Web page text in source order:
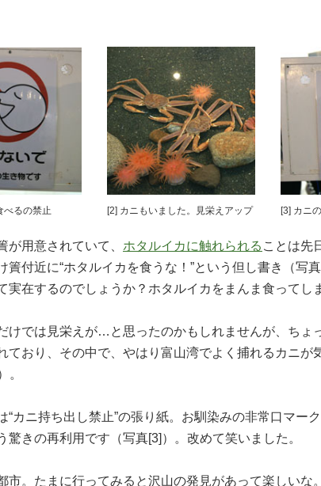
べるの禁止 [2] カニもいました。見栄えアップ [3] カニ
が用意されていて、 ホタルイカに触れられる ことは先
簀付近に“ホタルイカを食うな！”という但し書き（写
実在するのでしょうか？ホタルイカをまんま食ってし
けでは見栄えが…と思ったのかもしれませんが、ちょ
ており、その中で、やはり富山湾でよく捕れるカニが
。
“カニ持ち出し禁止”の張り紙。お馴染みの非常口マー
驚きの再利用です（写真[3]）。改めて笑いました。
市。たまに行ってみると沢山の発見があって楽しいな。